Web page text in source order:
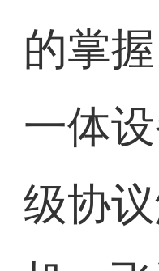
的掌
一体
级协